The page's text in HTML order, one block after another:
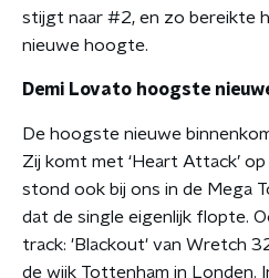
stijgt naar #2, en zo bereikte
nieuwe hoogte.
Demi Lovato hoogste
De hoogste nieuwe
Zij komt met ‘Heart Attack’
stond ook bij ons in de Mega
dat de single eigenlijk flopte.
track: 'Blackout' van Wretch
de wijk Tottenham in Londen.